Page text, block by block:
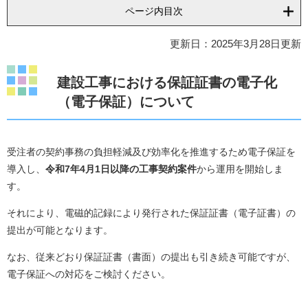
ページ内目次
更新日：2025年3月28日更新
建設工事における保証証書の電子化
（電子保証）について
受注者の契約事務の負担軽減及び効率化を推進するため電子保証を
導入し、 令和7年4月1日以降の工事契約案件から運用を開始しま
す。
それにより、電磁的記録により発行された保証証書（電子証書）の
提出が可能となります。
なお、従来どおり保証証書（書面）の提出も引き続き可能ですが、
電子保証への対応をご検討ください。